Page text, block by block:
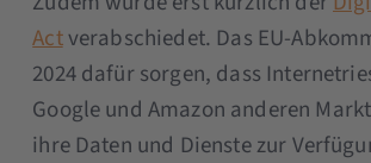
Actverabschiedet. Das EU-
2024 dafür sorgen, dass
Google und Amazon anderen
ihre Daten und Dienste zur